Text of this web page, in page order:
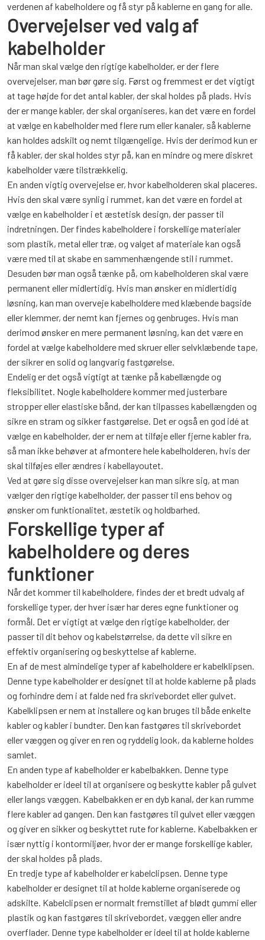
verdenen af kabelholdere og få styr på kablerne en gang for alle.
Overvejelser ved valg af
kabelholder
Når man skal vælge den rigtige kabelholder, er der flere
overvejelser, man bør gøre sig. Først og fremmest er det vigtigt
at tage højde for det antal kabler, der skal holdes på plads. Hvis
der er mange kabler, der skal organiseres, kan det være en fordel
at vælge en kabelholder med flere rum eller kanaler, så kablerne
kan holdes adskilt og nemt tilgængelige. Hvis der derimod kun er
få kabler, der skal holdes styr på, kan en mindre og mere diskret
kabelholder være tilstrækkelig.
En anden vigtig overvejelse er, hvor kabelholderen skal placeres.
Hvis den skal være synlig i rummet, kan det være en fordel at
vælge en kabelholder i et æstetisk design, der passer til
indretningen. Der findes kabelholdere i forskellige materialer
som plastik, metal eller træ, og valget af materiale kan også
være med til at skabe en sammenhængende stil i rummet.
Desuden bør man også tænke på, om kabelholderen skal være
permanent eller midlertidig. Hvis man ønsker en midlertidig
løsning, kan man overveje kabelholdere med klæbende bagside
eller klemmer, der nemt kan fjernes og genbruges. Hvis man
derimod ønsker en mere permanent løsning, kan det være en
fordel at vælge kabelholdere med skruer eller selvklæbende tape,
der sikrer en solid og langvarig fastgørelse.
Endelig er det også vigtigt at tænke på kabellængde og
fleksibilitet. Nogle kabelholdere kommer med justerbare
stropper eller elastiske bånd, der kan tilpasses kabellængden og
sikre en stram og sikker fastgørelse. Det er også en god idé at
vælge en kabelholder, der er nem at tilføje eller fjerne kabler fra,
så man ikke behøver at afmontere hele kabelholderen, hvis der
skal tilføjes eller ændres i kabellayoutet.
Ved at gøre sig disse overvejelser kan man sikre sig, at man
vælger den rigtige kabelholder, der passer til ens behov og
ønsker om funktionalitet, æstetik og holdbarhed.
Forskellige typer af
kabelholdere og deres
funktioner
Når det kommer til kabelholdere, findes der et bredt udvalg af
forskellige typer, der hver især har deres egne funktioner og
formål. Det er vigtigt at vælge den rigtige kabelholder, der
passer til dit behov og kabelstørrelse, da dette vil sikre en
effektiv organisering og beskyttelse af kablerne.
En af de mest almindelige typer af kabelholdere er kabelklipsen.
Denne type kabelholder er designet til at holde kablerne på plads
og forhindre dem i at falde ned fra skrivebordet eller gulvet.
Kabelklipsen er nem at installere og kan bruges til både enkelte
kabler og kabler i bundter. Den kan fastgøres til skrivebordet
eller væggen og giver en ren og ryddelig look, da kablerne holdes
samlet.
En anden type af kabelholder er kabelbakken. Denne type
kabelholder er ideel til at organisere og beskytte kabler på gulvet
eller langs væggen. Kabelbakken er en dyb kanal, der kan rumme
flere kabler ad gangen. Den kan fastgøres til gulvet eller væggen
og giver en sikker og beskyttet rute for kablerne. Kabelbakken er
især nyttig i kontormiljøer, hvor der er mange forskellige kabler,
der skal holdes på plads.
En tredje type af kabelholder er kabelclipsen. Denne type
kabelholder er designet til at holde kablerne organiserede og
adskilte. Kabelclipsen er normalt fremstillet af blødt gummi eller
plastik og kan fastgøres til skrivebordet, væggen eller andre
overflader. Denne type kabelholder er ideel til at holde kablerne